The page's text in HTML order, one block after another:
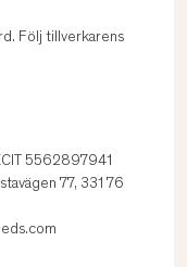
Följ tillverkarens
5562897941
77, 331 76